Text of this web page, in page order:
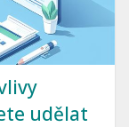
udělat